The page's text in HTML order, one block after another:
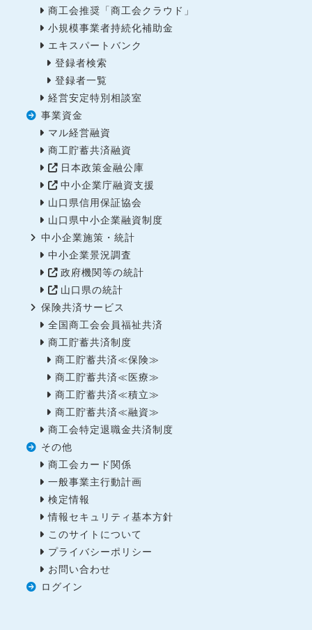
商工会推奨「商工会クラウド」
小規模事業者持続化補助金
エキスパートバンク
登録者検索
登録者一覧
経営安定特別相談室
事業資金
マル経営融資
商工貯蓄共済融資
日本政策金融公庫
中小企業庁融資支援
山口県信用保証協会
山口県中小企業融資制度
中小企業施策・統計
中小企業景況調査
政府機関等の統計
山口県の統計
保険共済サービス
全国商工会会員福祉共済
商工貯蓄共済制度
商工貯蓄共済≪保険≫
商工貯蓄共済≪医療≫
商工貯蓄共済≪積立≫
商工貯蓄共済≪融資≫
商工会特定退職金共済制度
その他
商工会カード関係
一般事業主行動計画
検定情報
情報セキュリティ基本方針
このサイトについて
プライバシーポリシー
お問い合わせ
ログイン